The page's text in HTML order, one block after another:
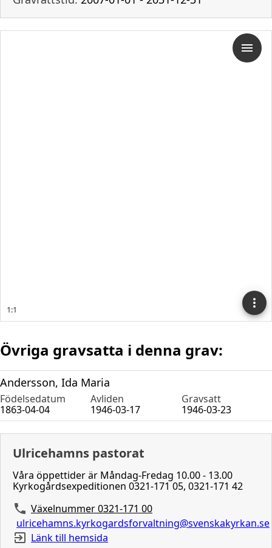
Övriga gravsatta i denna grav:
Andersson, Ida Maria
Födelsedatum Avliden
Gravsatt
1863-04-04
1946-03-17 1946-03-23
Ulricehamns pastorat
Våra öppettider är Måndag-Fredag 10.00 - 13.00
Kyrkogårdsexpeditionen 0321-171 05, 0321-171 42
Växelnummer 0321-171 00
ulricehamns.kyrkogardsforvaltning@svenskakyrkan.se
Länk till hemsida